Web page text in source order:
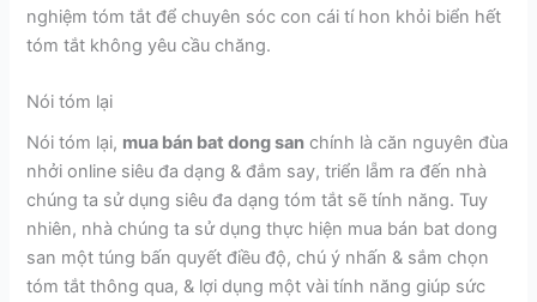
nghiệm tóm tắt để chuyên sóc con cái tí hon khỏi biển hết
tóm tắt không yêu cầu chăng.
Nói tóm lại
Nói tóm lại, mua bán bat dong san chính là căn nguyên đùa
nhởi online siêu đa dạng & đắm say, triển lẵm ra đến nhà
chúng ta sử dụng siêu đa dạng tóm tắt sẽ tính năng. Tuy
nhiên, nhà chúng ta sử dụng thực hiện mua bán bat dong
san một túng bấn quyết điều độ, chú ý nhấn & sắm chọn
tóm tắt thông qua, & lợi dụng một vài tính năng giúp sức